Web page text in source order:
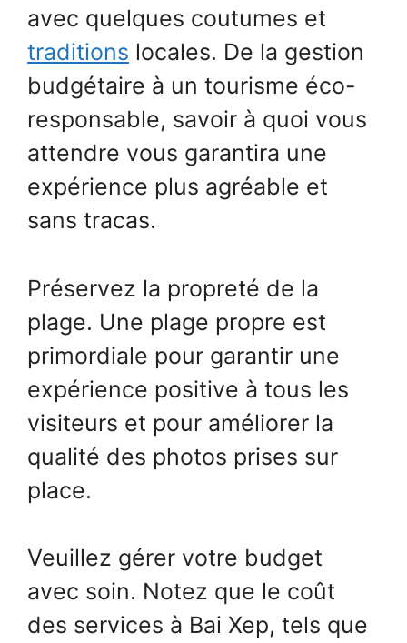
avec quelques coutumes et
traditions locales. De la gestion
budgétaire à un tourisme éco-
responsable, savoir à quoi vous
attendre vous garantira une
expérience plus agréable et
sans tracas.
Préservez la propreté de la
plage. Une plage propre est
primordiale pour garantir une
expérience positive à tous les
visiteurs et pour améliorer la
qualité des photos prises sur
place.
Veuillez gérer votre budget
avec soin. Notez que le coût
des services à Bai Xep, tels que